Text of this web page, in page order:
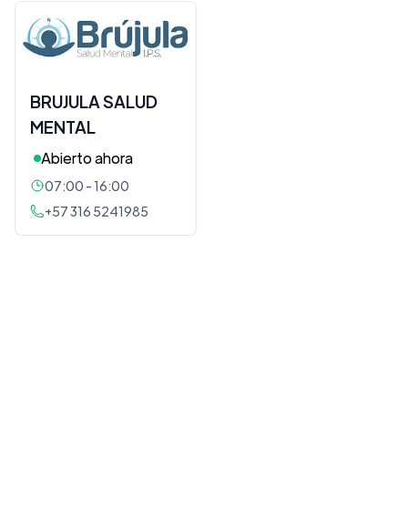
BRUJULA SALUD
MENTAL
Abierto ahora
07:00 - 16:00
+57 316 5241985